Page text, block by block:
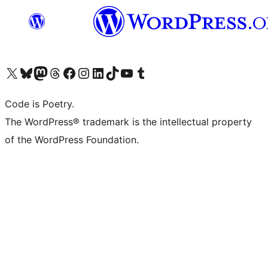
ຢ້ຽມຊົມບັນຊີ X (ຊື່ເກົ່າ Twitter) ຂອງພວກເຮົາຢ້ຽມຊົມບັນຊີ Bluesky ຂອງພວກເຮົາຢ້ຽມຊົມບັນຊີ Mastodon ຂອງພວກເຮົາຢ້ຽມຊົມບັນຊີ Threads ຂອງພວກເຮົາຢ້ຽມຊົມໜ້າ Facebook ຂອງພວກເຮົາຢ້ຽມຊົມບັນຊີ Instagram ຂອງພວກເຮົາຢ້ຽມຊົມບັນຊີ LinkedIn ຂອງພວກເຮົາຢ້ຽມຊົມບັນຊີ TikTok ຂອງພວກເຮົາຢ້ຽມຊົມຊ່ອງ YouTube ຂອງພວກເຮົາຢ້ຽມຊົມບັນຊີ Tumblr ຂອງພວກເຮົາ
Code is Poetry.
The WordPress® trademark is the intellectual property
of the WordPress Foundation.